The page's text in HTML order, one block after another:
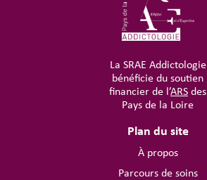
La SRAE Addictologie
bénéficie du soutien
financier de l’ARS des
Pays de la Loire
Plan du site
À propos
Parcours de soins